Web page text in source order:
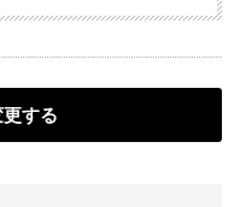
する